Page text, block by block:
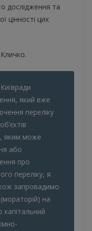
дослідження та
цінності цих
який вже
переліку
яким може
або
про
переліку, я
запровадимо
на
капітальний